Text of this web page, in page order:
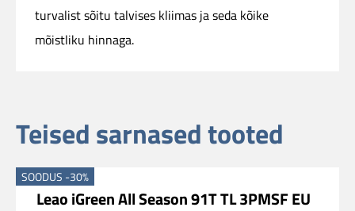
turvalist sõitu talvises kliimas ja seda kõike
mõistliku hinnaga.
Teised sarnased tooted
SOODUS -30%
Leao iGreen All Season 91T TL 3PMSF EU